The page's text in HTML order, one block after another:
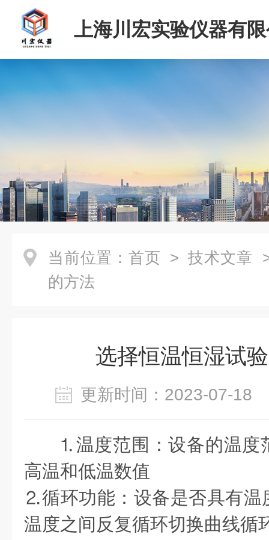
上海川宏实验仪器有
当前位置： 首页 > 技术文章
的方法
选择恒温恒湿试
更新时间：2023-07-
⒈温度范围：设备的温度
高温和低温数值
⒉循环功能：设备是否具有温
温度之间反复循环切换曲